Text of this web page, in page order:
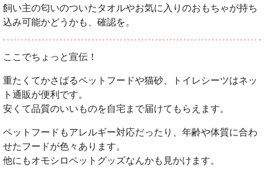
飼い主の匂いのついたタオルやお気に入りのおもちゃが持ち
込み可能かどうかも、確認を。
ここでちょっと宣伝！
重たくてかさばるペットフードや猫砂、トイレシーツはネッ
ト通販が便利です。
安くて品質のいいものを自宅まで届けてもらえます。
ペットフードもアレルギー対応だったり、年齢や体質に合わ
せたフードが色々あります。
他にもオモシロペットグッズなんかも見かけます。